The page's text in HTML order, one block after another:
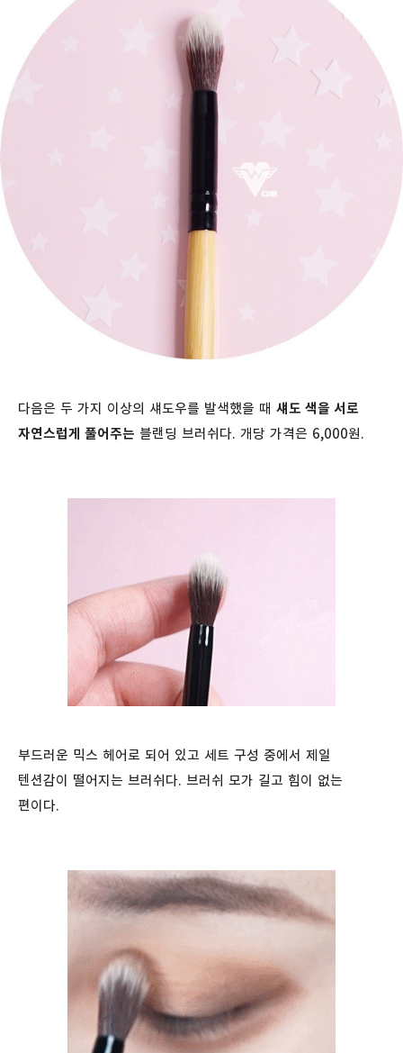
다음은 두 가지 이상의 섀도우를 발색했을 때 섀도 색을 서로
자연스럽게 풀어주는 블랜딩 브러쉬다. 개당 가격은 6,000원.
부드러운 믹스 헤어로 되어 있고 세트 구성 중에서 제일
텐션감이 떨어지는 브러쉬다. 브러쉬 모가 길고 힘이 없는
편이다.